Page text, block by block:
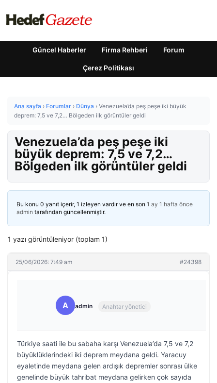
Güncel Haberler Firma Rehberi Forum
Çerez Politikası
Ana sayfa › Forumlar › Dünya › Venezuela’da peş peşe iki büyük
deprem: 7,5 ve 7,2… Bölgeden ilk görüntüler geldi
Venezuela’da peş peşe iki
büyük deprem: 7,5 ve 7,2…
Bölgeden ilk görüntüler geldi
Bu konu 0 yanıt içerir, 1 izleyen vardır ve en son 1 ay 1 hafta önce
admin tarafından güncellenmiştir.
1 yazı görüntüleniyor (toplam 1)
25/06/2026: 7:49 am #24398
A admin Anahtar yönetici
Türkiye saati ile bu sabaha karşı Venezuela’da 7,5 ve 7,2
büyüklüklerindeki iki deprem meydana geldi. Yaracuy
eyaletinde meydana gelen ardışık depremler sonrası ülke
genelinde büyük tahribat meydana gelirken çok sayıda